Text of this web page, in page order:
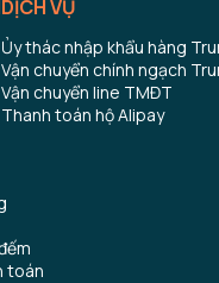
DỊCH VỤ
Ủy thác nhập khẩu hàng
Vận chuyển chính ngạch
Vận chuyển line TMĐT
Thanh toán hộ Alipay
toán